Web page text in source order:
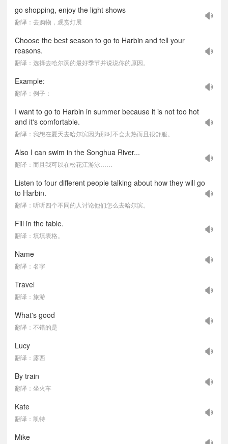
go shopping, enjoy the light shows
翻译：去购物，观赏灯展
Choose the best season to go to Harbin and tell your
reasons.
翻译：选择去哈尔滨的最好季节并说说你的原因。
Example:
翻译：例子：
I want to go to Harbin in summer because it is not too hot
and it's comfortable.
翻译：我想在夏天去哈尔滨因为那时不会太热而且很舒服。
Also I can swim in the Songhua River...
翻译：而且我可以在松花江游泳……
Listen to four different people talking about how they will go
to Harbin.
翻译：听听四个不同的人讨论他们怎么去哈尔滨。
Fill in the table.
翻译：填填表格。
Name
翻译：名字
Travel
翻译：旅游
What's good
翻译：不错的是
Lucy
翻译：露西
By train
翻译：坐火车
Kate
翻译：凯特
Mike